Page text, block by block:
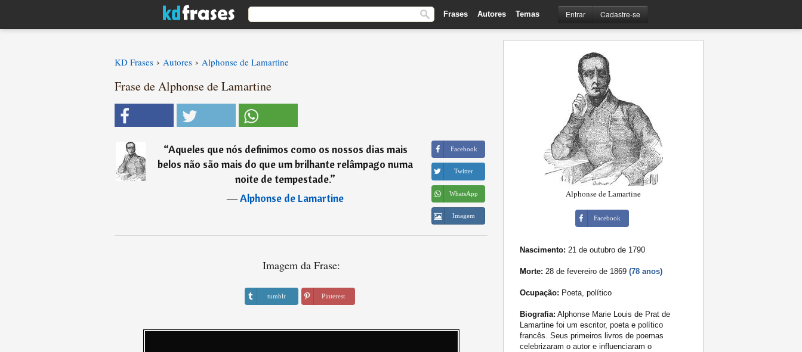
Frases Autores Temas Entrar Cadastre-se
KD Frases › Autores › Alphonse de Lamartine
Frase de Alphonse de Lamartine
“Aqueles que nós definimos como os nossos dias mais
belos não são mais do que um brilhante relâmpago numa
noite de tempestade.”
―Alphonse de Lamartine
Facebook
Twitter
WhatsApp
Imagem
Imagem da Frase:
tumblr Pinterest
Alphonse de Lamartine
Facebook
Nascimento: 21 de outubro de 1790
Morte: 28 de fevereiro de 1869 (78 anos)
Ocupação: Poeta, político
Biografia: Alphonse Marie Louis de Prat de
Lamartine foi um escritor, poeta e político
francês. Seus primeiros livros de poemas
celebrizaram o autor e influenciaram o